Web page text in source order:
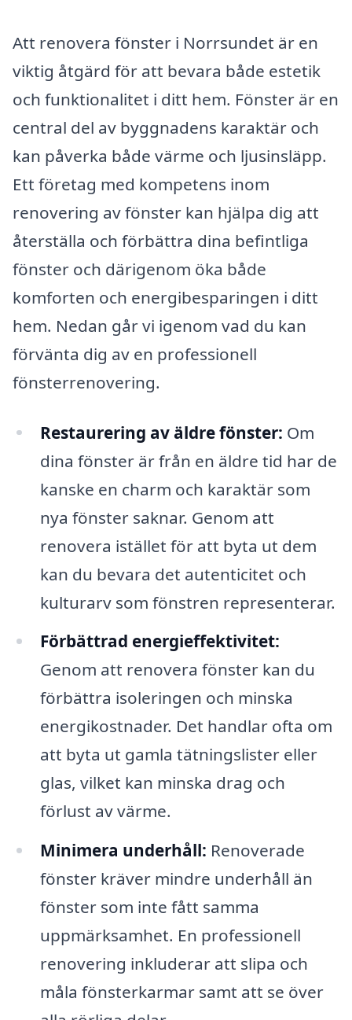
Att renovera fönster i Norrsundet är en
viktig åtgärd för att bevara både estetik
och funktionalitet i ditt hem. Fönster är en
central del av byggnadens karaktär och
kan påverka både värme och ljusinsläpp.
Ett företag med kompetens inom
renovering av fönster kan hjälpa dig att
återställa och förbättra dina befintliga
fönster och därigenom öka både
komforten och energibesparingen i ditt
hem. Nedan går vi igenom vad du kan
förvänta dig av en professionell
fönsterrenovering.
Restaurering av äldre fönster: Om
dina fönster är från en äldre tid har de
kanske en charm och karaktär som
nya fönster saknar. Genom att
renovera istället för att byta ut dem
kan du bevara det autenticitet och
kulturarv som fönstren representerar.
Förbättrad energieffektivitet:
Genom att renovera fönster kan du
förbättra isoleringen och minska
energikostnader. Det handlar ofta om
att byta ut gamla tätningslister eller
glas, vilket kan minska drag och
förlust av värme.
Minimera underhåll: Renoverade
fönster kräver mindre underhåll än
fönster som inte fått samma
uppmärksamhet. En professionell
renovering inkluderar att slipa och
måla fönsterkarmar samt att se över